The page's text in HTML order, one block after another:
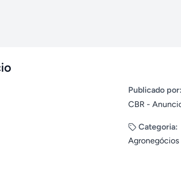
Publicado por:
CBR -
Categoria:
Agronegócios